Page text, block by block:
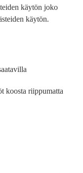
käytön joko
käytön.
koosta riippumatta